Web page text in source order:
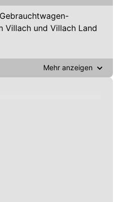
Villach und Villach Land
Mehr anzeigen